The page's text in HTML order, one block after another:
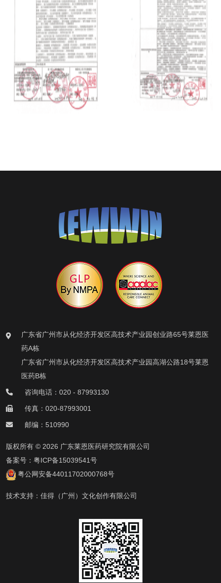
广东省广州市从化经济开发区高技术产业园创业路65号莱恩医
药A栋
广东省广州市从化经济开发区高技术产业园高湖公路18号莱恩
医药B栋
咨询电话：020 - 87993130
传真：020-87993001
邮编：510990
版权所有 © 2026 广东莱恩医药研究院有限公司
备案号： 粤ICP备15039541号
粤公网安备44011702000768号
技术支持： 佳得（广州）文化创作有限公司